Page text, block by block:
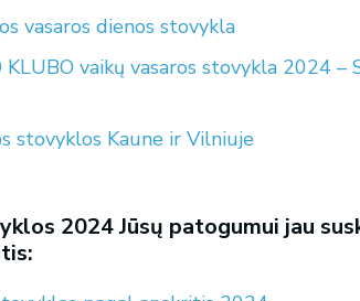
vasaros dienos stovykla
KLUBO vaikų vasaros stovykla 2024 –
stovyklos Kaune ir Vilniuje
2024 Jūsų patogumui jau